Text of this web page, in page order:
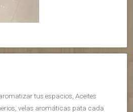
tus espacios, Aceites
velas aromáticas pata cada